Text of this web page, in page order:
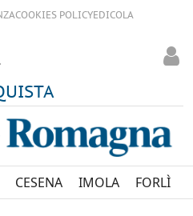
COOKIES POLICYEDICOLA
CESENA IMOLA FORLÌ